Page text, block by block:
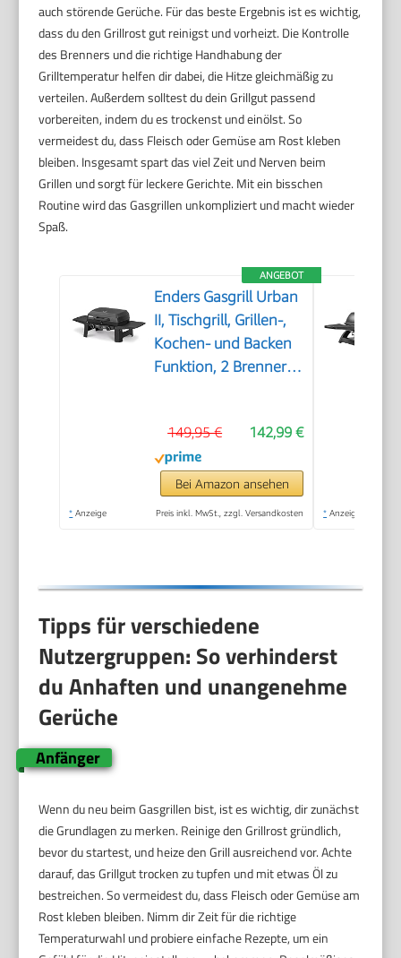
auch störende Gerüche. Für das beste Ergebnis ist es wichtig,
dass du den Grillrost gut reinigst und vorheizt. Die Kontrolle
des Brenners und die richtige Handhabung der
Grilltemperatur helfen dir dabei, die Hitze gleichmäßig zu
verteilen. Außerdem solltest du dein Grillgut passend
vorbereiten, indem du es trockenst und einölst. So
vermeidest du, dass Fleisch oder Gemüse am Rost kleben
bleiben. Insgesamt spart das viel Zeit und Nerven beim
Grillen und sorgt für leckere Gerichte. Mit ein bisschen
Routine wird das Gasgrillen unkompliziert und macht wieder
Spaß.
ANGEBOT
Enders Gasgrill Urban
II, Tischgrill, Grillen-,
Kochen- und Backen
Funktion, 2 Brenner
Balkon-, Camping-
Grill, Aluguss-
Gehäuse, Gusseisen-
Rost #2070
142,99 €
149,95 €
Bei Amazon ansehen
* Anzeige Preis inkl. MwSt., zzgl. Versandkosten * Anzeige
Tipps für verschiedene
Nutzergruppen: So verhinderst
du Anhaften und unangenehme
Gerüche
Anfänger
Wenn du neu beim Gasgrillen bist, ist es wichtig, dir zunächst
die Grundlagen zu merken. Reinige den Grillrost gründlich,
bevor du startest, und heize den Grill ausreichend vor. Achte
darauf, das Grillgut trocken zu tupfen und mit etwas Öl zu
bestreichen. So vermeidest du, dass Fleisch oder Gemüse am
Rost kleben bleiben. Nimm dir Zeit für die richtige
Temperaturwahl und probiere einfache Rezepte, um ein